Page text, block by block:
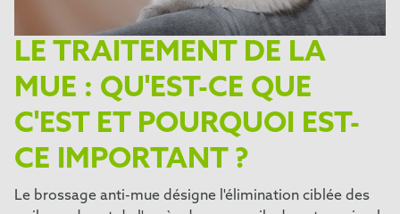
LE TRAITEMENT DE LA
MUE : QU'EST-CE QUE
C'EST ET POURQUOI EST-
CE IMPORTANT ?
Le brossage anti-mue désigne l'élimination ciblée des